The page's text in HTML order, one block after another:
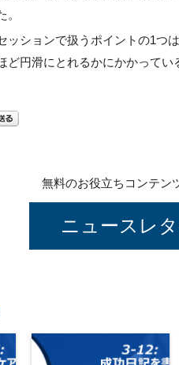
ッションで扱うポイントの1つ
ど円滑にとれるかにかかってい
無料のお役立ちコンテン
ニュースレ